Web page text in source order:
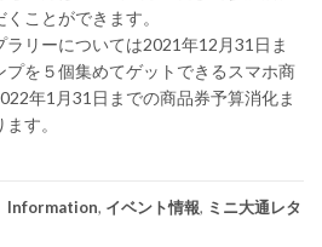
ことができます。
ラリーについては2021年12月31日ま
プを５個集めてゲットできるスマホ商
年1月31日までの商品券予算消化ま
す。
Information, イベント情報, ミニ大通レタ